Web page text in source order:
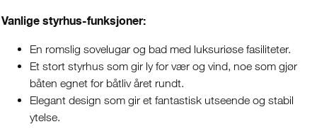
Vanlige styrhus-funksjoner:
En romslig sovelugar og bad med luksuriøse fasiliteter.
Et stort styrhus som gir ly for vær og vind, noe som gjør
båten egnet for båtliv året rundt.
Elegant design som gir et fantastisk utseende og stabil
ytelse.